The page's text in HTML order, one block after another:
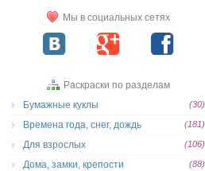
Мы в социальных сетях
Раскраски по разделам
Бумажные куклы
(30)
Времена года, снег, дождь (181)
Для взрослых (106)
Дома, замки, крепости (88)